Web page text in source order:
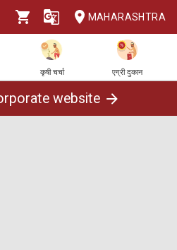
MAHARASHTRA
कृषी चर्चा एग्री दुकान
website